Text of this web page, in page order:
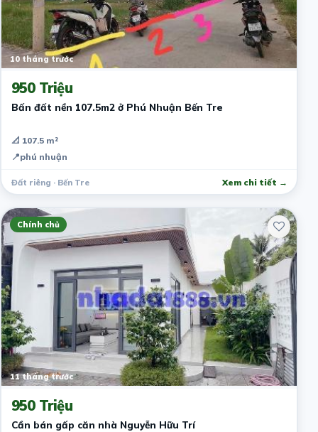
10 tháng trước
950 Triệu
Bấn đất nền 107.5m2 ở Phú Nhuận Bến Tre
📐 107.5 m²
📍phú nhuận
Đất riêng · Bến Tre Xem chi tiết →
Chính chủ
11 tháng trước
950 Triệu
Cần bán gấp căn nhà Nguyễn Hữu Trí